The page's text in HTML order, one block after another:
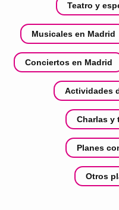
Teatro y
Musicales en Madrid
Conciertos en Madrid
Actividades
Charlas y
Planes
Otros